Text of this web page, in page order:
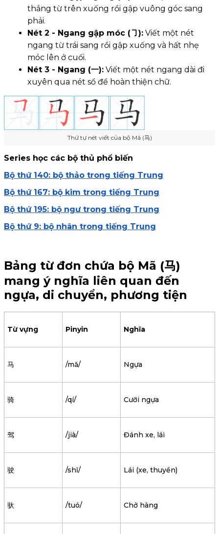
thẳng từ trên xuống rồi gập vuông góc sang
phải.
Nét 2 - Ngang gập móc (㇆): Viết một nét
ngang từ trái sang rồi gập xuống và hất nhẹ
móc lên ở cuối.
Nét 3 - Ngang (一): Viết một nét ngang dài đi
xuyên qua nét sổ để hoàn thiện chữ.
Thứ tự nét viết của bộ Mã (马)
Series học các bộ thủ phổ biến
Bộ thứ 140: bộ thảo trong tiếng Trung
Bộ thứ 167: bộ kim trong tiếng Trung
Bộ thứ 195: bộ ngư trong tiếng Trung
Bộ thứ 9: bộ nhân trong tiếng Trung
Bảng từ đơn chứa bộ Mã (马)
mang ý nghĩa liên quan đến
ngựa, di chuyển, phương tiện
Từ vựng Pinyin Nghĩa
马 /mǎ/ Ngựa
骑 /qí/ Cưỡi ngựa
驾 /jià/ Đánh xe, lái
驶 /shǐ/ Lái (xe, thuyền)
驮 /tuó/ Chở hàng